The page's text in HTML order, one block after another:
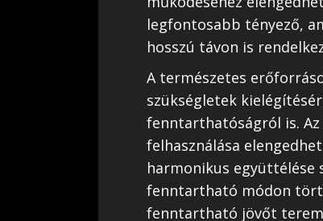
legfontosabb tényező,
hosszú távon is
A természetes
szükségletek
fenntarthatóságról is.
felhasználása
harmonikus együttélése
fenntartható módon
fenntartható jövőt